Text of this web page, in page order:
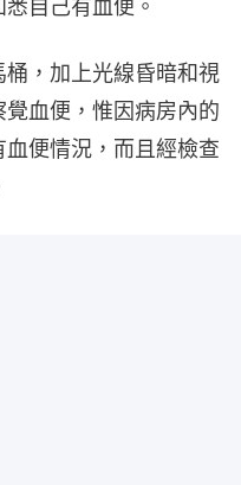
自己有血便。
，加上光線昏暗和視
血便，惟因病房內的
便情況，而且經檢查